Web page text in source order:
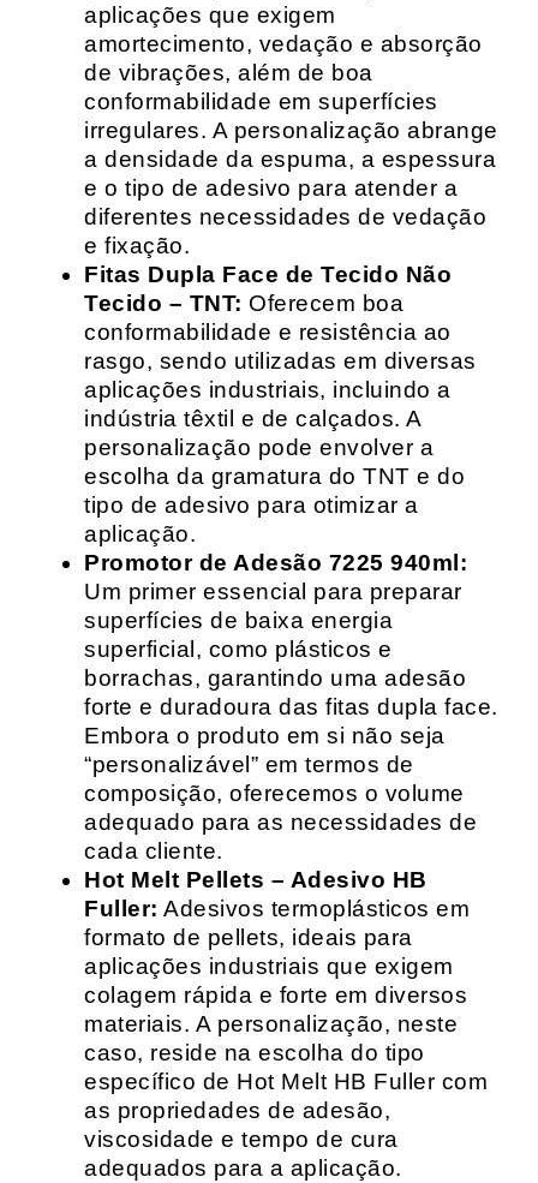
aplicações que exigem
amortecimento, vedação e absorção
de vibrações, além de boa
conformabilidade em superfícies
irregulares. A personalização abrange
a densidade da espuma, a espessura
e o tipo de adesivo para atender a
diferentes necessidades de vedação
e fixação.
Fitas Dupla Face de Tecido Não
Tecido – TNT: Oferecem boa
conformabilidade e resistência ao
rasgo, sendo utilizadas em diversas
aplicações industriais, incluindo a
indústria têxtil e de calçados. A
personalização pode envolver a
escolha da gramatura do TNT e do
tipo de adesivo para otimizar a
aplicação.
Promotor de Adesão 7225 940ml:
Um primer essencial para preparar
superfícies de baixa energia
superficial, como plásticos e
borrachas, garantindo uma adesão
forte e duradoura das fitas dupla face.
Embora o produto em si não seja
“personalizável” em termos de
composição, oferecemos o volume
adequado para as necessidades de
cada cliente.
Hot Melt Pellets – Adesivo HB
Fuller: Adesivos termoplásticos em
formato de pellets, ideais para
aplicações industriais que exigem
colagem rápida e forte em diversos
materiais. A personalização, neste
caso, reside na escolha do tipo
específico de Hot Melt HB Fuller com
as propriedades de adesão,
viscosidade e tempo de cura
adequados para a aplicação.